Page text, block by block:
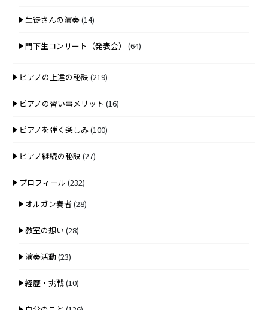
生徒さんの演奏(14)
門下生コンサート（発表会） (64)
ピアノの上達の秘訣 (219)
ピアノの習い事メリット (16)
ピアノを弾く楽しみ(100)
ピアノ継続の秘訣 (27)
プロフィール (232)
オルガン奏者 (28)
教室の想い (28)
演奏活動(23)
経歴・挑戦(10)